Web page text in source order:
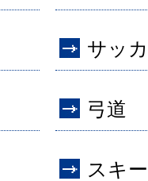
サッ
弓道
スキー